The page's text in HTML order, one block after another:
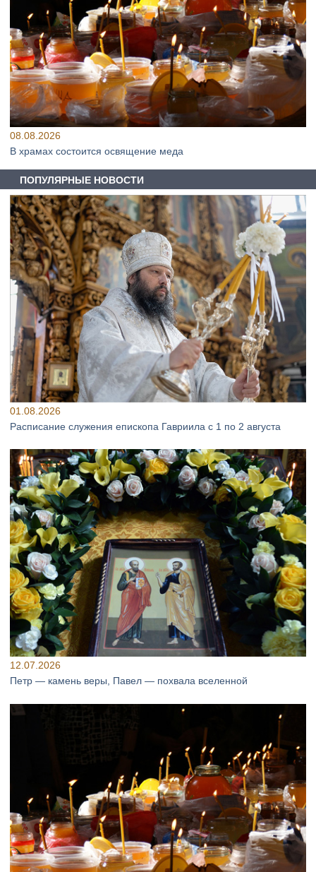
08.08.2026
В храмах состоится освящение меда
ПОПУЛЯРНЫЕ НОВОСТИ
01.08.2026
Расписание служения епископа Гавриила с 1 по 2 августа
12.07.2026
Петр — камень веры, Павел — похвала вселенной